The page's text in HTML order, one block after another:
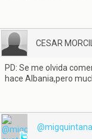
CESAR
PD: Se me olvida
hace Albania,pero
@migquintana